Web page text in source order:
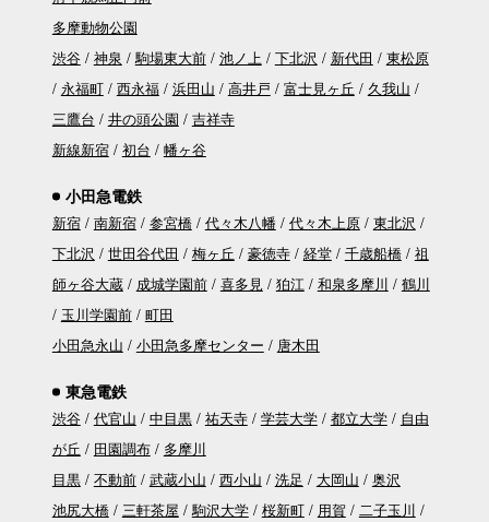
多摩動物公園
渋谷
神泉 駒場東大前 池ノ上 下北沢 新代田
東松原
永福町
西永福 浜田山 高井戸 富士見ヶ丘
久我山
三鷹台
井の頭公園
吉祥寺
新線新宿
初台 幡ヶ谷
小田急電鉄
新宿 南新宿 参宮橋 代々木八幡 代々木上原
東北沢
下北沢
世田谷代田 梅ヶ丘 豪徳寺 経堂 千歳船橋
祖
師ヶ谷大蔵
成城学園前 喜多見 狛江 和泉多摩川
鶴川
玉川学園前
町田
小田急永山
小田急多摩センター 唐木田
東急電鉄
渋谷 代官山 中目黒 祐天寺 学芸大学 都立大学
自由
が丘
田園調布
多摩川
目黒
不動前 武蔵小山 西小山 洗足 大岡山
奥沢
池尻大橋
三軒茶屋 駒沢大学 桜新町 用賀
二子玉川